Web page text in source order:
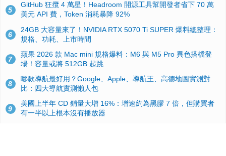
5
GitHub 狂攬 4 萬星！Headroom 開源工具幫開發者省下 70 萬
美元 API 費，Token 消耗暴降 92%
6
24GB 大容量來了！NVIDIA RTX 5070 Ti SUPER 爆料總整理：
規格、功耗、上市時間
7
蘋果 2026 款 Mac mini 規格爆料：M6 與 M5 Pro 異色搭檔登
場！容量或將 512GB 起跳
8
哪款導航最好用？Google、Apple、導航王、高德地圖實測對
比：四大導航實測懶人包
9
美國上半年 CD 銷量大增 16%：增速約為黑膠 7 倍，但購買者
有一半以上根本沒有播放器